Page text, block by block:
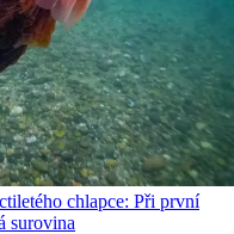
chlapce: Při první
surovina